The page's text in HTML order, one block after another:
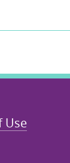
Use